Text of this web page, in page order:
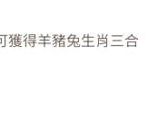
獲得羊豬兔生肖三合